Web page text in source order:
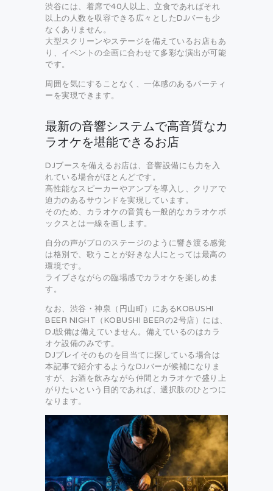
渋谷には、着席で40人以上、立食であればそれ
以上の人数を収容できる広々としたDJバーも少
なくありません。
大型スクリーンやステージを備えているお店もあ
り、イベントの企画に合わせて多彩な演出が可能
です。
周囲を気にすることなく、一体感のあるパーティ
ーを実現できます。
最新の音響システムで高音質なカ
ラオケを堪能できるお店
DJブースを備えるお店は、音響設備にも力を入
れている場合がほとんどです。
高性能なスピーカーやアンプを導入し、クリアで
迫力のあるサウンドを実現しています。
そのため、カラオケの音質も一般的なカラオケボ
ックスとは一線を画します。
自分の声がプロのステージのように響き渡る感覚
は格別で、歌うことが好きな人にとっては最高の
環境です。
ライブさながらの臨場感でカラオケを楽しめま
す。
なお、渋谷・神泉（円山町）にあるKOBUSHI
BEER NIGHT（KOBUSHI BEERの2号店）には、
DJ設備は備えていません。備えているのはカラ
オケ設備のみです。
DJプレイそのものを目当てに探している場合は
本記事で紹介するようなDJバーが候補になりま
すが、お酒を飲みながら仲間とカラオケで盛り上
がりたいという目的であれば、選択肢のひとつに
なります。